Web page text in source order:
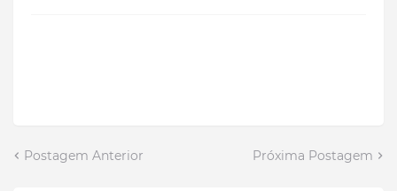
Postagem Anterior Próxima Postagem